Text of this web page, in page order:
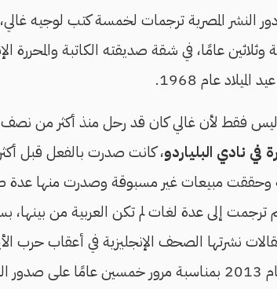
النشر المصرية ترجمات لخمسة كتب لوجيه
عامًا، في شقة صديقته الكاتبة والمحررة
عام 1968.
ليس فقط لأن غالي كان قد رحل منذ أكثر من
في نادي البلياردو، كانت صدرت بالفعل قبل
وحققت مبيعات غير مسبوقة وصدرت منها عدة
إلى عدة لغات لم تكن العربية من بينها،
عام 2013 بمناسبة مرور خمسين عامًا على صدور